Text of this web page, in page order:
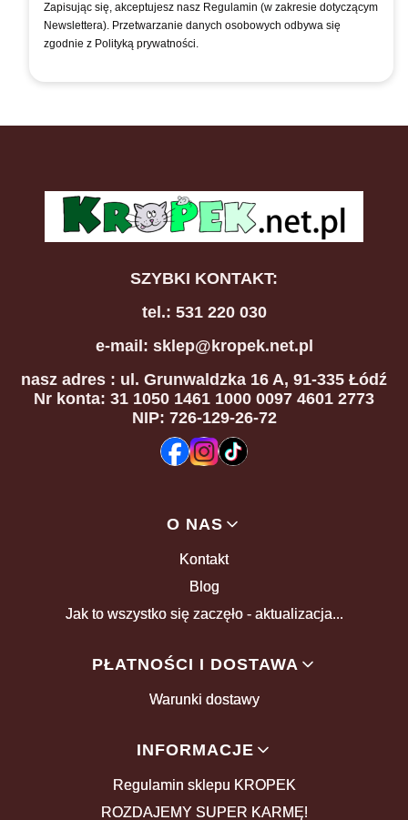
Zapisując się, akceptujesz nasz Regulamin (w zakresie dotyczącym
Newslettera). Przetwarzanie danych osobowych odbywa się
zgodnie z Polityką prywatności.
SZYBKI KONTAKT:
tel.: 531 220 030
e-mail: sklep@kropek.net.pl
nasz adres : ul. Grunwaldzka 16 A, 91-335 Łódź
Nr konta: 31 1050 1461 1000 0097 4601 2773
NIP: 726-129-26-72
O NAS
Kontakt
Blog
Jak to wszystko się zaczęło - aktualizacja...
PŁATNOŚCI I DOSTAWA
Warunki dostawy
INFORMACJE
Regulamin sklepu KROPEK
ROZDAJEMY SUPER KARMĘ!